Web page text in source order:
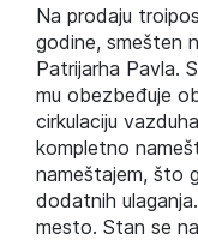
Na prodaju
godine, smešten
Patrijarha Pavla.
mu obezbeđuje
cirkulaciju
kompletno
nameštajem, što
dodatnih
mesto. Stan se